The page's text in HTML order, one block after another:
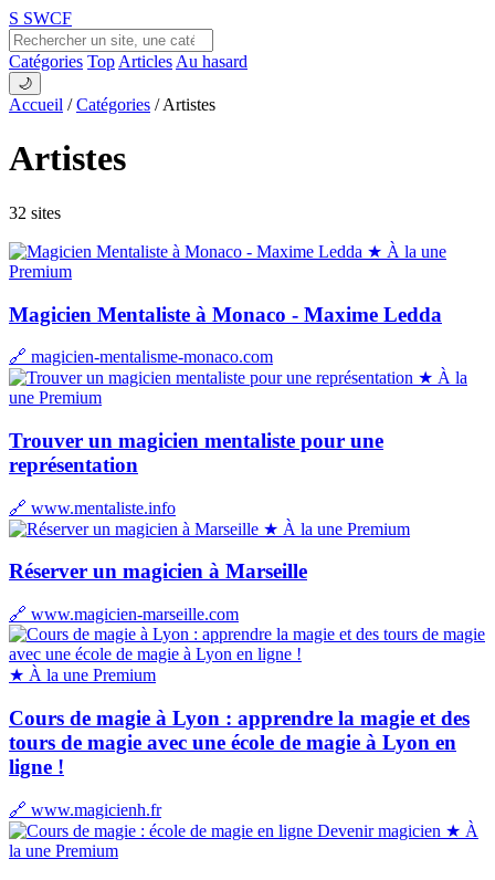
S SWCF
Catégories Top Articles Au hasard
🌙
Accueil /Catégories /Artistes
Artistes
32 sites
★ À la une
Premium
Magicien Mentaliste à Monaco - Maxime Ledda
🔗 magicien-mentalisme-monaco.com
★ À la
une Premium
Trouver un magicien mentaliste pour une
représentation
🔗 www.mentaliste.info
★ À la une Premium
Réserver un magicien à Marseille
🔗 www.magicien-marseille.com
★ À la une Premium
Cours de magie à Lyon : apprendre la magie et des
tours de magie avec une école de magie à Lyon en
ligne !
🔗 www.magicienh.fr
★ À
la une Premium